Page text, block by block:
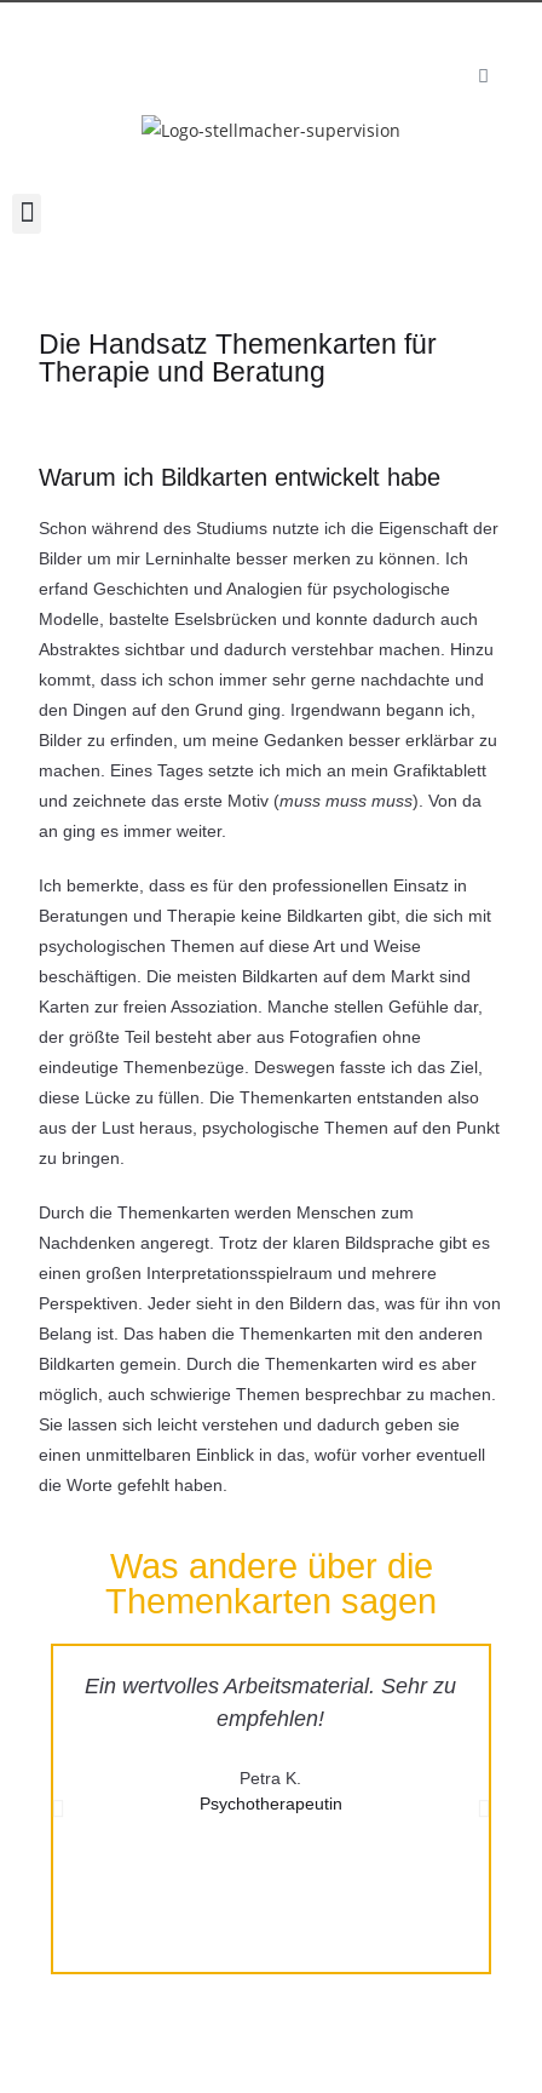
Die Handsatz Themenkarten für
Therapie und Beratung
Warum ich Bildkarten entwickelt habe
Schon während des Studiums nutzte ich die Eigenschaft der
Bilder um mir Lerninhalte besser merken zu können. Ich
erfand Geschichten und Analogien für psychologische
Modelle, bastelte Eselsbrücken und konnte dadurch auch
Abstraktes sichtbar und dadurch verstehbar machen. Hinzu
kommt, dass ich schon immer sehr gerne nachdachte und
den Dingen auf den Grund ging. Irgendwann begann ich,
Bilder zu erfinden, um meine Gedanken besser erklärbar zu
machen. Eines Tages setzte ich mich an mein Grafiktablett
und zeichnete das erste Motiv (muss muss muss). Von da
an ging es immer weiter.
Ich bemerkte, dass es für den professionellen Einsatz in
Beratungen und Therapie keine Bildkarten gibt, die sich mit
psychologischen Themen auf diese Art und Weise
beschäftigen. Die meisten Bildkarten auf dem Markt sind
Karten zur freien Assoziation. Manche stellen Gefühle dar,
der größte Teil besteht aber aus Fotografien ohne
eindeutige Themenbezüge. Deswegen fasste ich das Ziel,
diese Lücke zu füllen. Die Themenkarten entstanden also
aus der Lust heraus, psychologische Themen auf den Punkt
zu bringen.
Durch die Themenkarten werden Menschen zum
Nachdenken angeregt. Trotz der klaren Bildsprache gibt es
einen großen Interpretationsspielraum und mehrere
Perspektiven. Jeder sieht in den Bildern das, was für ihn von
Belang ist. Das haben die Themenkarten mit den anderen
Bildkarten gemein. Durch die Themenkarten wird es aber
möglich, auch schwierige Themen besprechbar zu machen.
Sie lassen sich leicht verstehen und dadurch geben sie
einen unmittelbaren Einblick in das, wofür vorher eventuell
die Worte gefehlt haben.
Was andere über die
Themenkarten sagen
Ein wertvolles Arbeitsmaterial. Sehr zu
empfehlen!
Petra K.
Psychotherapeutin